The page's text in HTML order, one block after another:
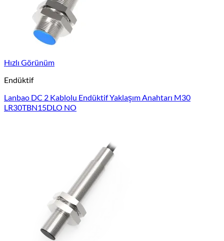
Hızlı Görünüm
Endüktif
Lanbao DC 2 Kablolu Endüktif Yaklaşım Anahtarı M30
LR30TBN15DLO NO